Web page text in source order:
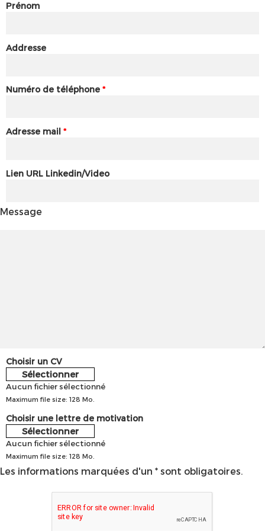
Prénom
Addresse
Numéro de téléphone *
Adresse mail *
Lien URL Linkedin/Video
Message
Choisir un CV
Sélectionner
Aucun fichier sélectionné
Maximum file size: 128 Mo.
Choisir une lettre de motivation
Sélectionner
Aucun fichier sélectionné
Maximum file size: 128 Mo.
Les informations marquées d'un * sont obligatoires.